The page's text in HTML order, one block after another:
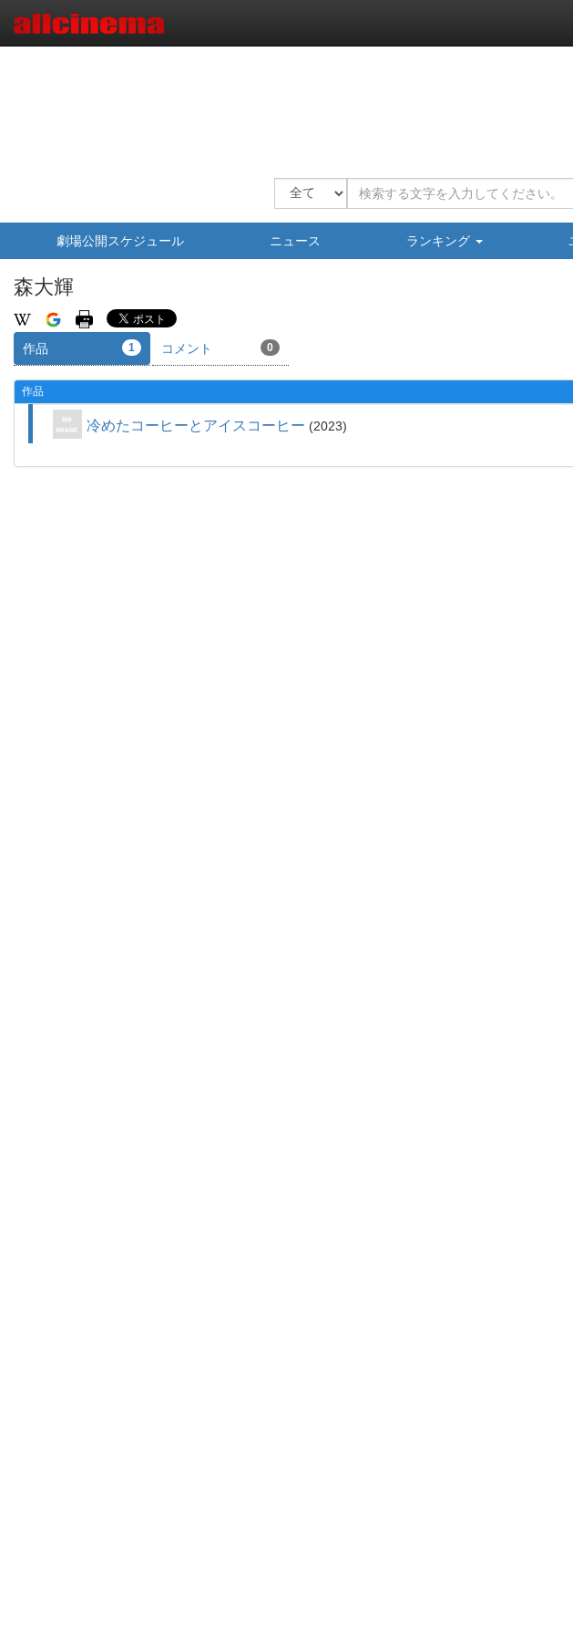
劇場公開スケジュール ニュース ランキング
森大輝
作品 1 コメント 0
作品
冷めたコーヒーとアイスコーヒー 2023